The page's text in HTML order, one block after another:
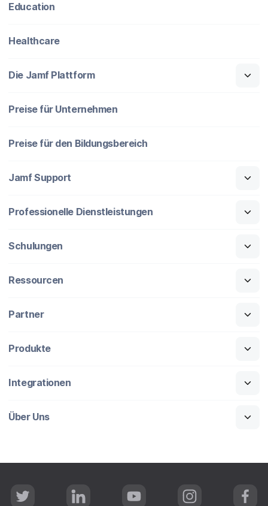
Education
Healthcare
Die Jamf Plattform
Preise für Unternehmen
Preise für den Bildungsbereich
Jamf Support
Professionelle Dienstleistungen
Schulungen
Ressourcen
Partner
Produkte
Integrationen
Über Uns
T
w
L
i
Y
o
I
n
F
a